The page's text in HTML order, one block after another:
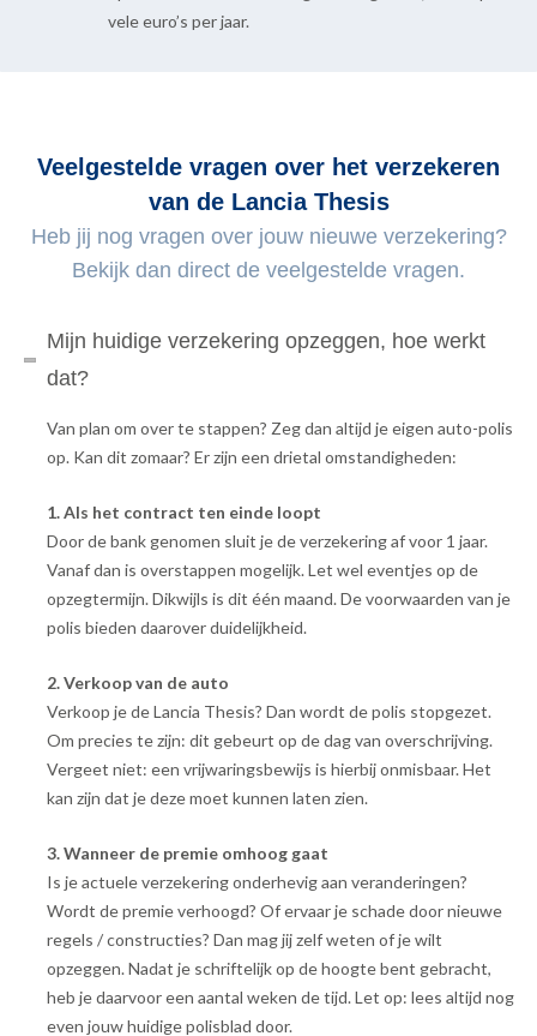
vele euro’s per jaar.
Veelgestelde vragen over het verzekeren
van de Lancia Thesis
Heb jij nog vragen over jouw nieuwe verzekering?
Bekijk dan direct de veelgestelde vragen.
Mijn huidige verzekering opzeggen, hoe werkt
dat?
Van plan om over te stappen? Zeg dan altijd je eigen auto-polis
op. Kan dit zomaar? Er zijn een drietal omstandigheden:
1. Als het contract ten einde loopt
Door de bank genomen sluit je de verzekering af voor 1 jaar.
Vanaf dan is overstappen mogelijk. Let wel eventjes op de
opzegtermijn. Dikwijls is dit één maand. De voorwaarden van je
polis bieden daarover duidelijkheid.
2. Verkoop van de auto
Verkoop je de Lancia Thesis? Dan wordt de polis stopgezet.
Om precies te zijn: dit gebeurt op de dag van overschrijving.
Vergeet niet: een vrijwaringsbewijs is hierbij onmisbaar. Het
kan zijn dat je deze moet kunnen laten zien.
3. Wanneer de premie omhoog gaat
Is je actuele verzekering onderhevig aan veranderingen?
Wordt de premie verhoogd? Of ervaar je schade door nieuwe
regels / constructies? Dan mag jij zelf weten of je wilt
opzeggen. Nadat je schriftelijk op de hoogte bent gebracht,
heb je daarvoor een aantal weken de tijd. Let op: lees altijd nog
even jouw huidige polisblad door.